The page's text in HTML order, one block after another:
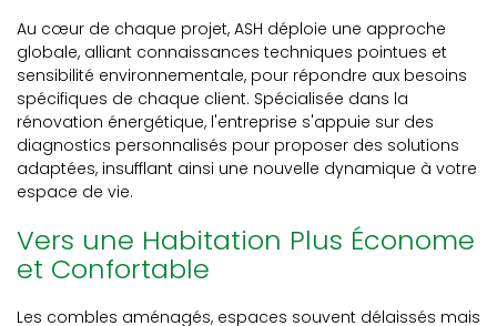
Au cœur de chaque projet, ASH déploie une approche
globale, alliant connaissances techniques pointues et
sensibilité environnementale, pour répondre aux besoins
spécifiques de chaque client. Spécialisée dans la
rénovation énergétique, l'entreprise s'appuie sur des
diagnostics personnalisés pour proposer des solutions
adaptées, insufflant ainsi une nouvelle dynamique à votre
espace de vie.
Vers une Habitation Plus Économe
et Confortable
Les combles aménagés, espaces souvent délaissés mais